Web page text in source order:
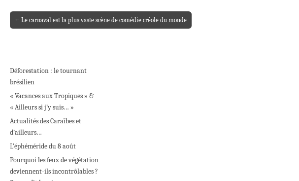
Post navigation
← Le carnaval est la plus vaste scène de comédie créole du monde
Déforestation : le tournant
brésilien
« Vacances aux Tropiques » &
« Ailleurs si j’y suis… »
Actualités des Caraïbes et
d’ailleurs…
L’éphéméride du 8 août
Pourquoi les feux de végétation
deviennent-ils incontrôlables ?